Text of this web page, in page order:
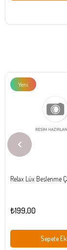
Relax Lüx Beslenme
₺199,00
Sepete
Yeni